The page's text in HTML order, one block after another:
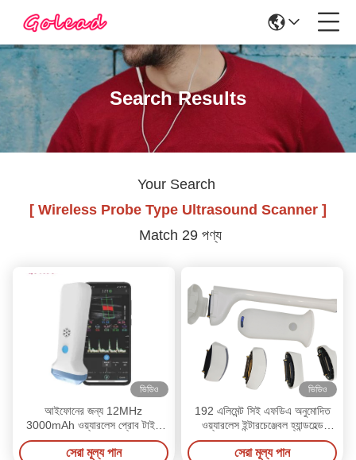
Search Results
Your Search
[ Wireless Probe Type Ultrasound Scanner ]
Match 29 পণ্য
ভিডিও
আইফোনের জন্য 12MHz
3000mAh ওয়্যারলেস প্রোব টাইপ
আল্ট্রাসাউন্ড স্ক্যানার
সেরা মূল্য পান
ভিডিও
192 এলিমেন্ট সিই এফডিএ অনুমোদিত
ওয়্যারলেস ইন্টারচেঞ্জেবল হ্যান্ডহেল্ড
আল্ট্রাসাউন্ড স্ক্যানার সিস্টেম
সেরা মূল্য পান